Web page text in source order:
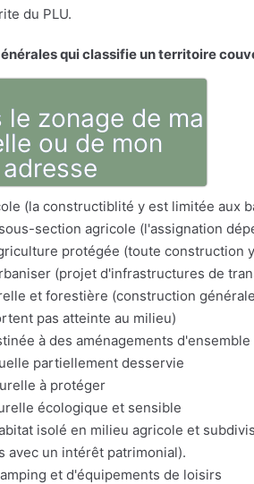
du PLU.
qui classifie un territoire
zonage de ma
ou de mon
adresse
(la constructiblité y est limitée aux
section agricole (l'assignation
protégée (toute construction
(projet d'infrastructures de
et forestière (construction
pas atteinte au milieu)
à des aménagements d'ensemble
partiellement desservie
à protéger
écologique et sensible
isolé en milieu agricole et
avec un intérêt patrimonial).
et d'équipements de loisirs